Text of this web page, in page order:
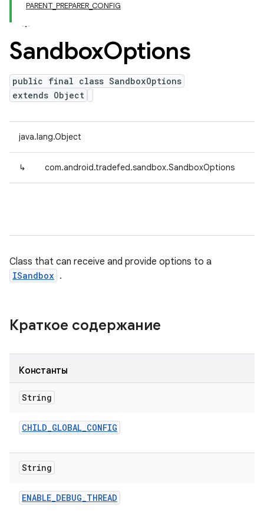
PARENT_PREPARER_CONFIG
SandboxOptions
public final class SandboxOptions
extends Object
java.lang.Object
↳ com.android.tradefed.sandbox.SandboxOptions
Class that can receive and provide options to a
ISandbox .
Краткое содержание
Константы
String
CHILD_GLOBAL_CONFIG
String
ENABLE_DEBUG_THREAD